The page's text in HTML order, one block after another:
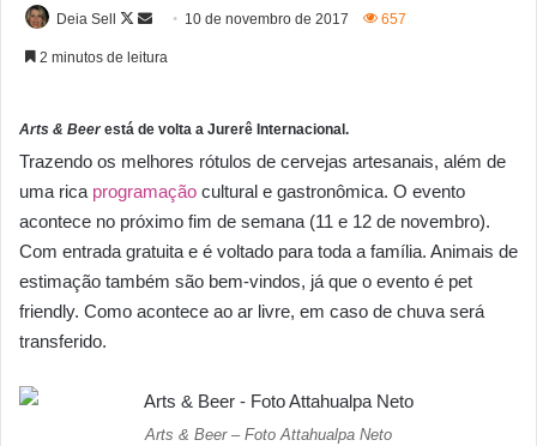
Deia Sell 10 de novembro de 2017 657
2 minutos de leitura
Arts & Beerestá de volta a Jurerê Internacional.
Trazendo os melhores rótulos de cervejas artesanais, além de
uma rica programação cultural e gastronômica. O evento
acontece no próximo fim de semana (11 e 12 de novembro).
Com entrada gratuita e é voltado para toda a família. Animais de
estimação também são bem-vindos, já que o evento é pet
friendly. Como acontece ao ar livre, em caso de chuva será
transferido.
Arts & Beer – Foto Attahualpa Neto